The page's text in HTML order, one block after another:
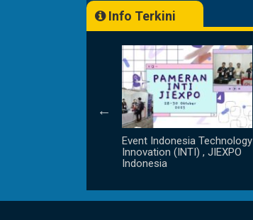
Info Terkini
Event Indonesia Technology
Innovation (INTI) , JIEXPO
Indonesia